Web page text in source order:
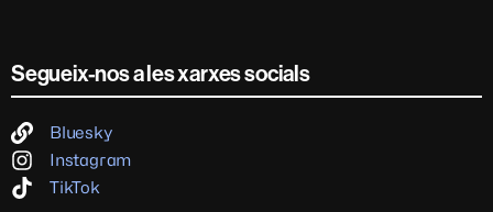
Segueix-nos a les xarxes socials
Bluesky
Instagram
TikTok